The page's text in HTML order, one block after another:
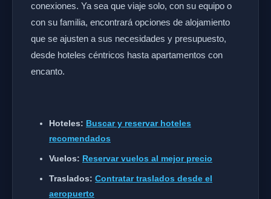
conexiones. Ya sea que viaje solo, con su equipo o
con su familia, encontrará opciones de alojamiento
que se ajusten a sus necesidades y presupuesto,
desde hoteles céntricos hasta apartamentos con
encanto.
Hoteles: Buscar y reservar hoteles
recomendados
Vuelos: Reservar vuelos al mejor precio
Traslados: Contratar traslados desde el
aeropuerto